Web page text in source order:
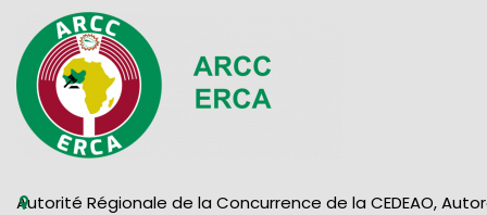
Autorité Régionale de la Concurrence de la CEDEAO,